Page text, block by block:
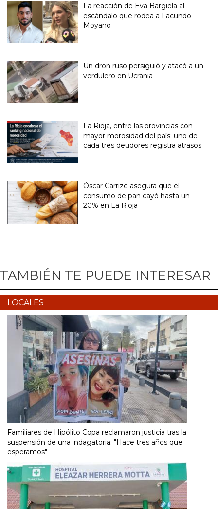
La reacción de Eva Bargiela al
escándalo que rodea a Facundo
Moyano
Un dron ruso persiguió y atacó a un
verdulero en Ucrania
La Rioja, entre las provincias con
mayor morosidad del país: uno de
cada tres deudores registra atrasos
Óscar Carrizo asegura que el
consumo de pan cayó hasta un
20% en La Rioja
TAMBIÉN TE PUEDE INTERESAR
LOCALES
Familiares de Hipólito Copa reclamaron justicia tras la
suspensión de una indagatoria: "Hace tres años que
esperamos"